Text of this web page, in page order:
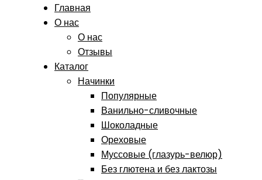
Главная
О нас
О нас
Отзывы
Каталог
Начинки
Популярные
Ванильно-сливочные
Шоколадные
Ореховые
Муссовые (глазурь-велюр)
Без глютена и без лактозы